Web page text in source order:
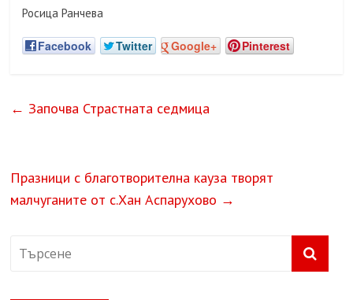
Росица Ранчева
Facebook Twitter Google+ Pinterest
← Започва Страстната седмица
Празници с благотворителна кауза творят
малчуганите от с.Хан Аспарухово →